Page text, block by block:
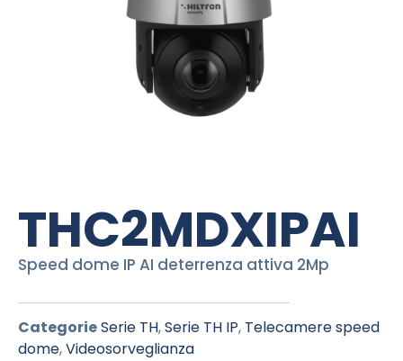
THC2MDXIPAI
Speed dome IP AI deterrenza attiva 2Mp
CategorieSerie TH,Serie TH IP, Telecamere speed
dome,Videosorveglianza